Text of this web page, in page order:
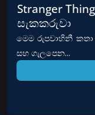
Stranger
සැකකරුවා
මෙම රුපවාහිනී
සහ ගැලපෙන...